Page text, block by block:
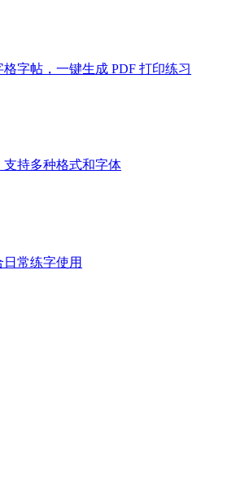
字帖，一键生成 PDF 打印练习
持多种格式和字体
常练字使用